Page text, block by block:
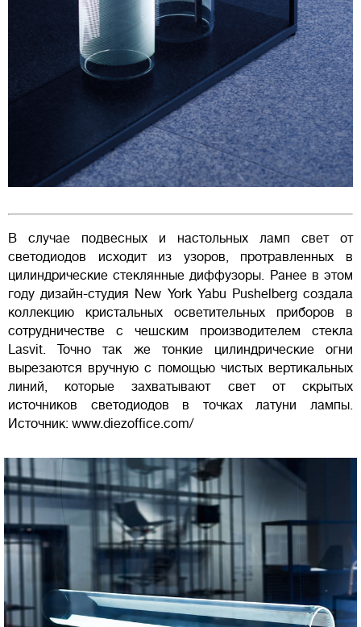
В случае подвесных и настольных ламп свет от
светодиодов исходит из узоров, протравленных в
цилиндрические стеклянные диффузоры. Ранее в этом
году дизайн-студия New York Yabu Pushelberg создала
коллекцию кристальных осветительных приборов в
сотрудничестве с чешским производителем стекла
Lasvit. Точно так же тонкие цилиндрические огни
вырезаются вручную с помощью чистых вертикальных
линий, которые захватывают свет от скрытых
источников светодиодов в точках латуни лампы.
Источник: www.diezoffice.com/